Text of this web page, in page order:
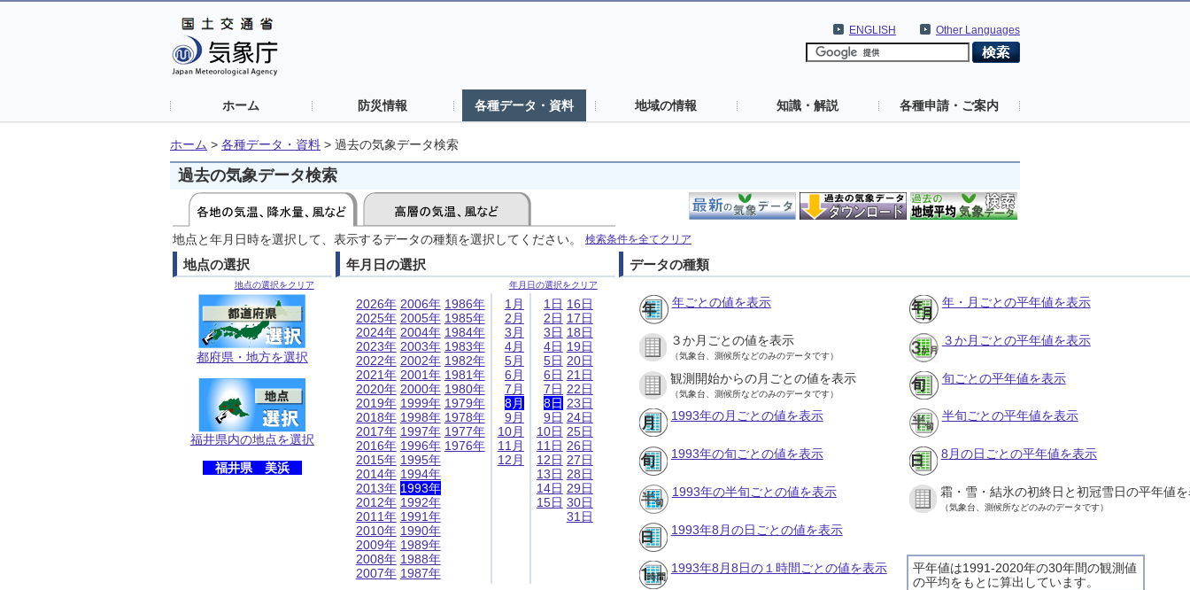
Other Languages
ENGLISH
ホーム 防災情報 各種データ・資料 地域の情報 知識・解説 各種申請・ご案内
ホーム > 各種データ・資料 > 過去の気象データ検索
過去の気象データ検索
地点と年月日時を選択して、表示するデータの種類を選択してください。 検索条件を全てクリア
地点の選択
地点の選択をクリア
都府県・地方を選択
福井県内の地点を選択
福井県 美浜
年月日の選択
年月日の選択をクリア
2026年
2025年
2024年
2023年
2022年
2021年
2020年
2019年
2018年
2017年
2016年
2015年
2014年
2013年
2012年
2011年
2010年
2009年
2008年
2007年
2006年
2005年
2004年
2003年
2002年
2001年
2000年
1999年
1998年
1997年
1996年
1995年
1994年
1993年
1992年
1991年
1990年
1989年
1988年
1987年
1986年
1985年
1984年
1983年
1982年
1981年
1980年
1979年
1978年
1977年
1976年
1月
2月
3月
4月
5月
6月
7月
8月
9月
10月
11月
12月
1日
2日
3日
4日
5日
6日
7日
8日
9日
10日
11日
12日
13日
14日
15日
16日
17日
18日
19日
20日
21日
22日
23日
24日
25日
26日
27日
28日
29日
30日
31日
データの種類
年ごとの値を表示 年・月ごとの平年値を表示
３か月ごとの値を表示
（気象台、測候所などのみのデータです）
３か月ごとの平年値を表示
観測開始からの月ごとの値を表示
（気象台、測候所などのみのデータです）
旬ごとの平年値を表示
1993年の月ごとの値を表示 半旬ごとの平年値を表示
1993年の旬ごとの値を表示 8月の日ごとの平年値を表示
1993年の半旬ごとの値を表示 霜・雪・結氷の初終日と初冠雪日の平年値
（気象台、測候所などのみのデータです）
1993年8月の日ごとの値を表示
平年値は1991-2020年の30年間の観測値
の平均をもとに算出しています。
1993年8月8日の１時間ごとの値を表示